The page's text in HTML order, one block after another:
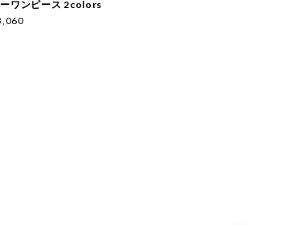
ワンピース 2colors